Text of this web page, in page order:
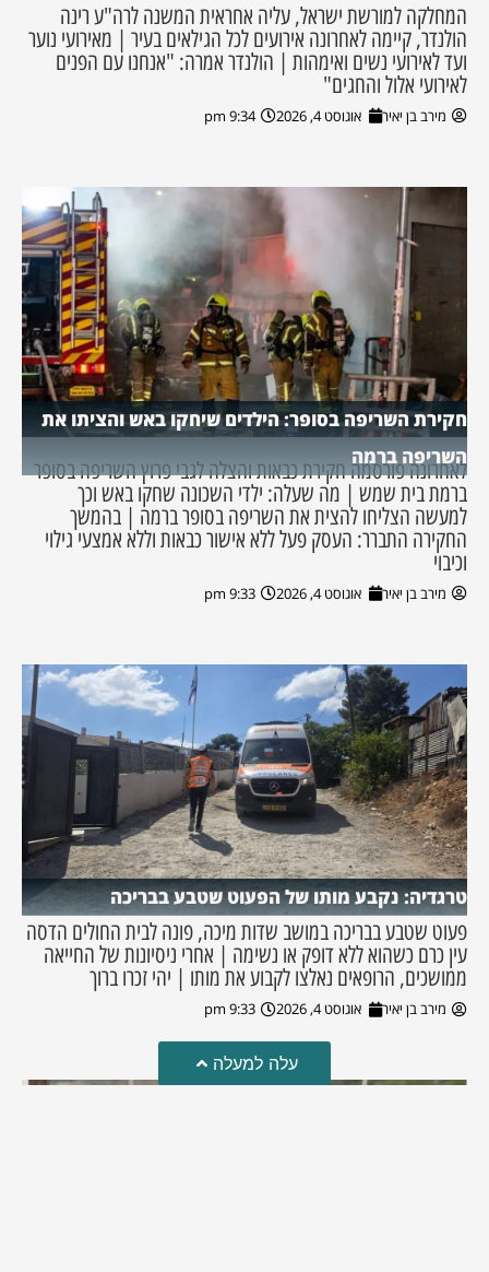
המחלקה למורשת ישראל, עליה אחראית המשנה לרה"ע רינה
הולנדר, קיימה לאחרונה אירועים לכל הגילאים בעיר | מאירועי נוער
ועד לאירועי נשים ואימהות | הולנדר אמרה: "אנחנו עם הפנים
לאירועי אלול והחגים"
מירב בן יאיר אוגוסט 4, 2026 9:34 pm
חקירת השריפה בסופר: הילדים שיחקו באש והציתו את
השריפה ברמה
לאחרונה פורסמה חקירת כבאות והצלה לגבי פרוץ השריפה בסופר
ברמת בית שמש | מה שעלה: ילדי השכונה שחקו באש וכך
למעשה הצליחו להצית את השריפה בסופר ברמה | בהמשך
החקירה התברר: העסק פעל ללא אישור כבאות וללא אמצעי גילוי
וכיבוי
מירב בן יאיר אוגוסט 4, 2026 9:33 pm
טרגדיה: נקבע מותו של הפעוט שטבע בבריכה
פעוט שטבע בבריכה במושב שדות מיכה, פונה לבית החולים הדסה
עין כרם כשהוא ללא דופק או נשימה | אחרי ניסיונות של החייאה
ממושכים, הרופאים נאלצו לקבוע את מותו | יהי זכרו ברוך
מירב בן יאיר אוגוסט 4, 2026 9:33 pm
עלה למעלה